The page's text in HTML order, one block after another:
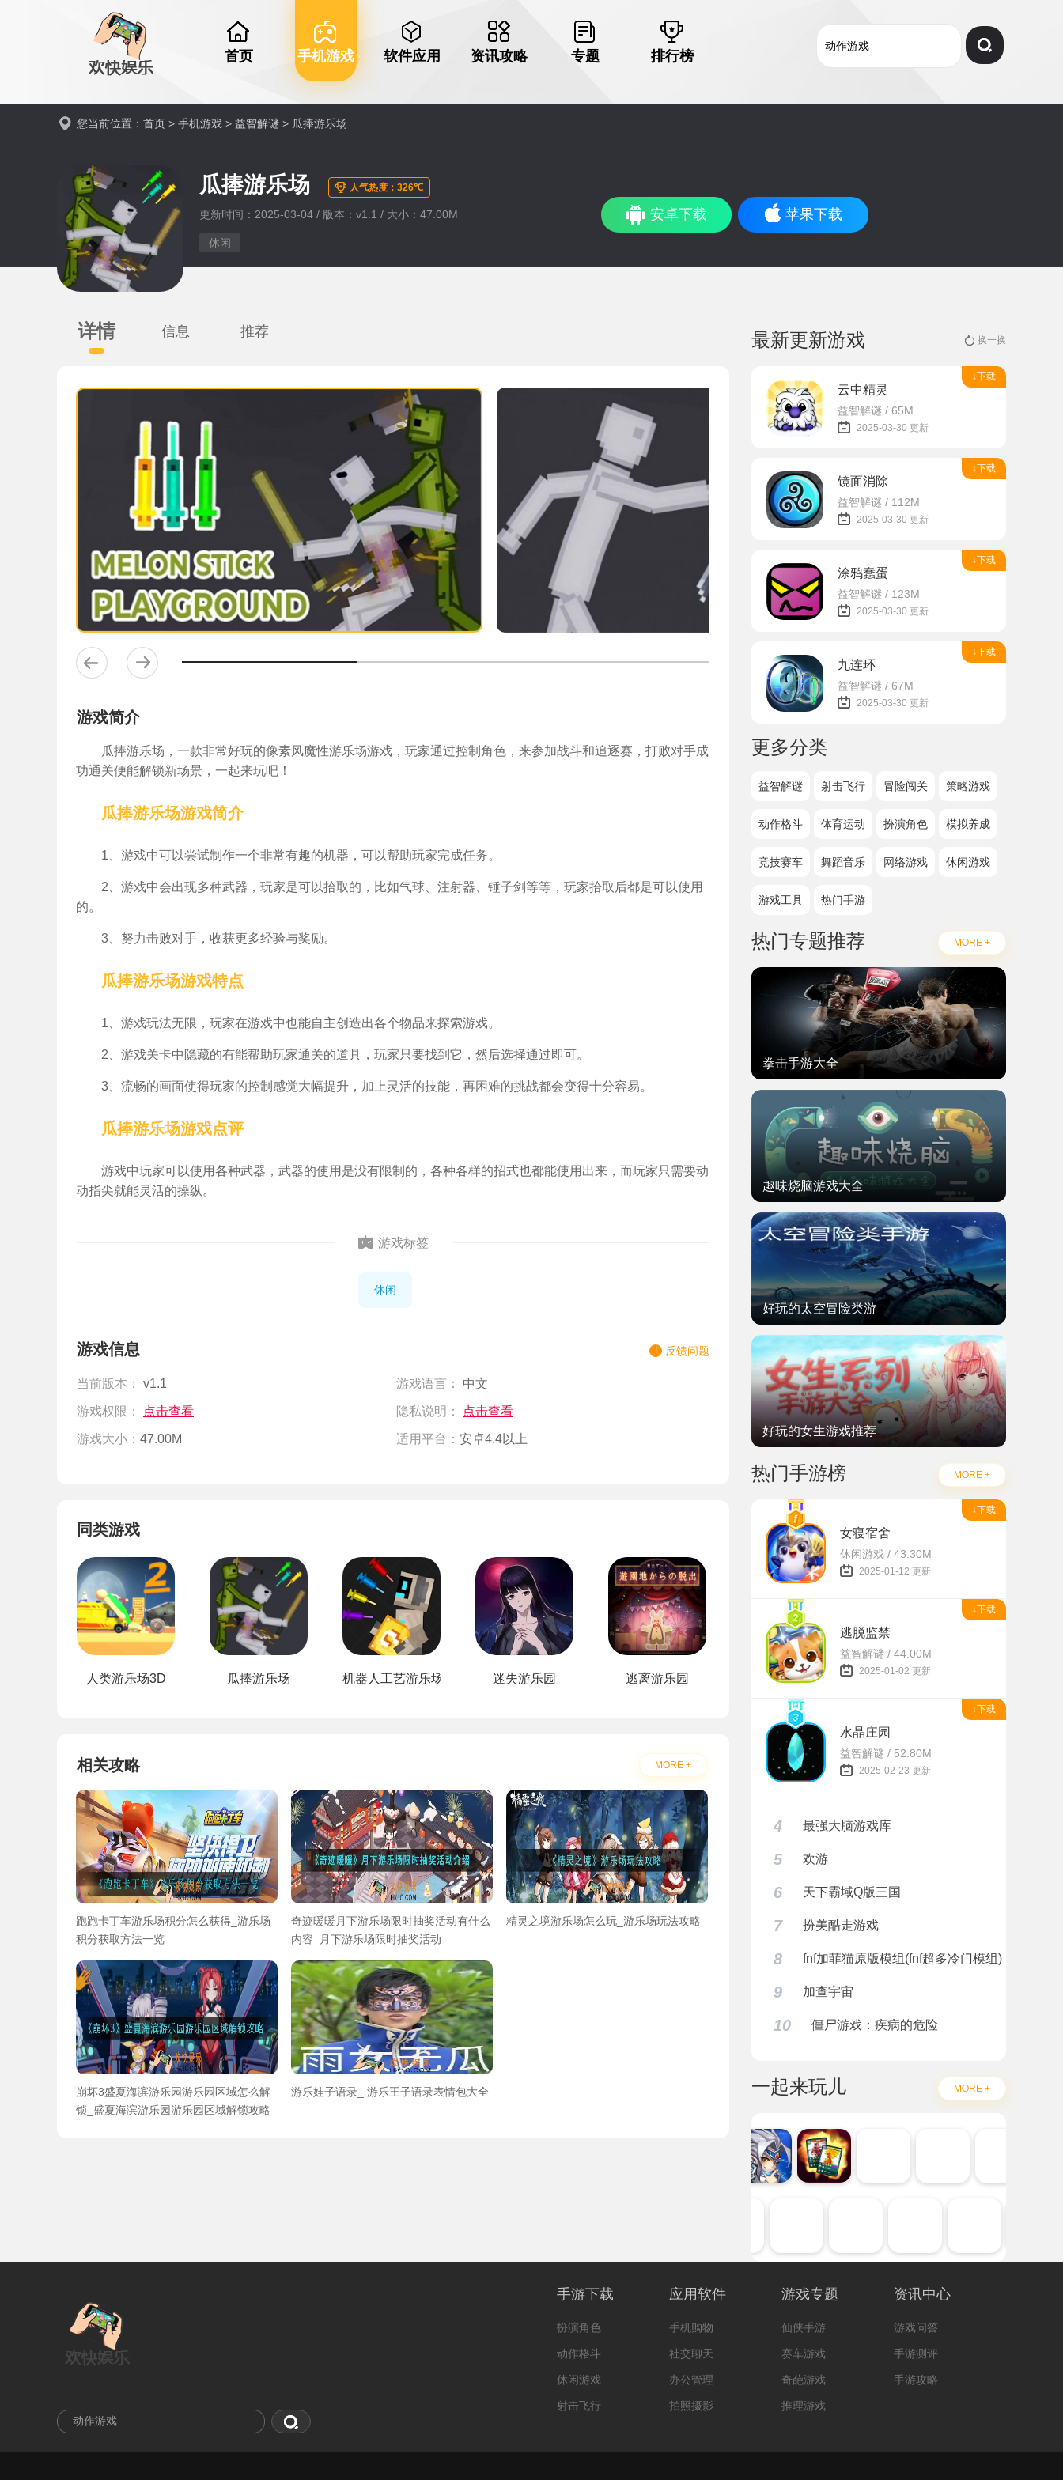
首页 手机游戏 软件应用 资讯攻略 专题 排行榜
您当前位置： 首页 > 手机游戏 > 益智解谜 > 瓜捧游乐场
瓜捧游乐场 人气热度：326℃
更新时间：2025-03-04 / 版本：v1.1 / 大小：47.00M
休闲
安卓下载 苹果下载
详情 信息 推荐
游戏简介
瓜捧游乐场，一款非常好玩的像素风魔性游乐场游戏，玩家通过控制角色，来参加战斗和追逐赛，打败对手成
功通关便能解锁新场景，一起来玩吧！
瓜捧游乐场游戏简介
1、游戏中可以尝试制作一个非常有趣的机器，可以帮助玩家完成任务。
2、游戏中会出现多种武器，玩家是可以拾取的，比如气球、注射器、锤子剑等等，玩家拾取后都是可以使用
的。
3、努力击败对手，收获更多经验与奖励。
瓜捧游乐场游戏特点
1、游戏玩法无限，玩家在游戏中也能自主创造出各个物品来探索游戏。
2、游戏关卡中隐藏的有能帮助玩家通关的道具，玩家只要找到它，然后选择通过即可。
3、流畅的画面使得玩家的控制感觉大幅提升，加上灵活的技能，再困难的挑战都会变得十分容易。
瓜捧游乐场游戏点评
游戏中玩家可以使用各种武器，武器的使用是没有限制的，各种各样的招式也都能使用出来，而玩家只需要动
动指尖就能灵活的操纵。
游戏标签
休闲
游戏信息 反馈问题
当前版本： v1.1 游戏语言： 中文
游戏权限： 点击查看 隐私说明： 点击查看
游戏大小： 47.00M 适用平台： 安卓4.4以上
同类游戏
人类游乐场3D 瓜捧游乐场 机器人工艺游乐场 迷失游乐园 逃离游乐园
相关攻略 MORE +
跑跑卡丁车游乐场积分怎么获得_游乐场
积分获取方法一览
奇迹暖暖月下游乐场限时抽奖活动有什么
内容_月下游乐场限时抽奖活动
精灵之境游乐场怎么玩_游乐场玩法攻略
崩坏3盛夏海滨游乐园游乐园区域怎么解
锁_盛夏海滨游乐园游乐园区域解锁攻略
游乐娃子语录_ 游乐王子语录表情包大全
最新更新游戏 换一换
↓下载
云中精灵
益智解谜 / 65M
2025-03-30 更新
↓下载
镜面消除
益智解谜 / 112M
2025-03-30 更新
↓下载
涂鸦蠢蛋
益智解谜 / 123M
2025-03-30 更新
↓下载
九连环
益智解谜 / 67M
2025-03-30 更新
更多分类
益智解谜 射击飞行 冒险闯关 策略游戏
动作格斗 体育运动 扮演角色 模拟养成
竞技赛车 舞蹈音乐 网络游戏 休闲游戏
游戏工具 热门手游
热门专题推荐 MORE +
拳击手游大全
趣味烧脑游戏大全
好玩的太空冒险类游
好玩的女生游戏推荐
热门手游榜 MORE +
↓下载
女寝宿舍
休闲游戏 / 43.30M
2025-01-12 更新
↓下载
逃脱监禁
益智解谜 / 44.00M
2025-01-02 更新
↓下载
水晶庄园
益智解谜 / 52.80M
2025-02-23 更新
4 最强大脑游戏库
5 欢游
6 天下霸域Q版三国
7 扮美酷走游戏
8 fnf加菲猫原版模组(fnf超多冷门模组)
9 加查宇宙
10 僵尸游戏：疾病的危险
一起来玩儿 MORE +
手游下载
扮演角色
动作格斗
休闲游戏
射击飞行
应用软件
手机购物
社交聊天
办公管理
拍照摄影
游戏专题
仙侠手游
赛车游戏
奇葩游戏
推理游戏
资讯中心
游戏问答
手游测评
手游攻略